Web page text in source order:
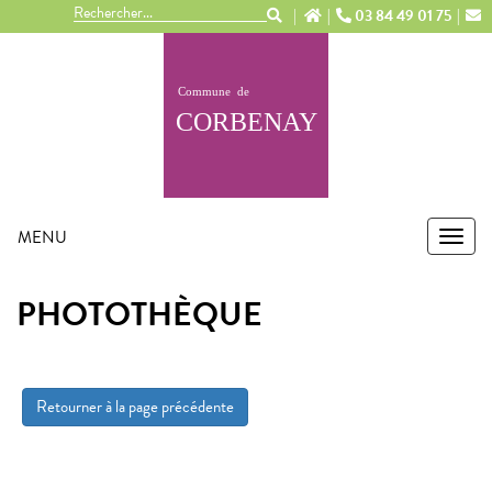
03 84 49 01 75
MENU
PHOTOTHÈQUE
Retourner à la page précédente
Panneau de gestion des cookies